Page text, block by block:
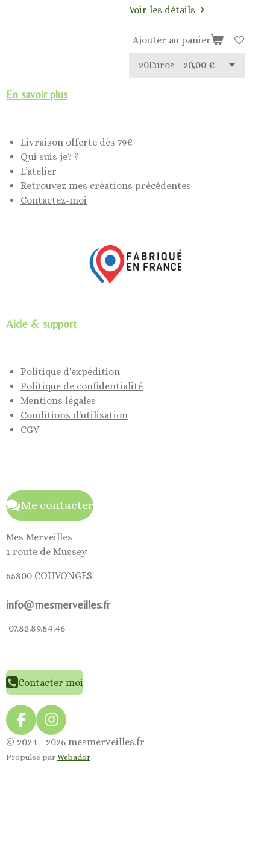
Voir les détails
Ajouter au panier
En savoir plus
Livraison offerte dès 79€
Qui suis je? ?
L’atelier
Retrouvez mes créations précédentes
Contactez-moi
Aide & support
Politique d'expédition
Politique de confidentialité
Mentions légales
Conditions d'utilisation
CGV
Me contacter
Mes Merveilles
1 route de Mussey
55800 COUVONGES
info@mesmerveilles.fr
07.82.89.84.46
Contacter moi
F
a
c
I
n
s
© 2024 - 2026 mesmerveilles.fr
Propulsé par Webador